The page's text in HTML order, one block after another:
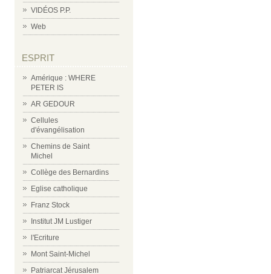
VIDÉOS P.P.
Web
ESPRIT
Amérique : WHERE
PETER IS
AR GEDOUR
Cellules
d'évangélisation
Chemins de Saint
Michel
Collège des Bernardins
Eglise catholique
Franz Stock
Institut JM Lustiger
l'Ecriture
Mont Saint-Michel
Patriarcat Jérusalem